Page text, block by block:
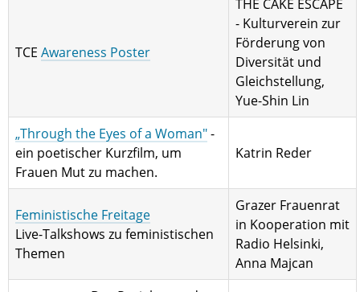
TCE Awareness Poster
THE CAKE ESCAPE
- Kulturverein zur
Förderung von
Diversität und
Gleichstellung,
Yue-Shin Lin
„Through the Eyes of a Woman"-
ein poetischer Kurzfilm, um
Frauen Mut zu machen.
Katrin Reder
Feministische Freitage
Live-Talkshows zu feministischen
Themen
Grazer Frauenrat
in Kooperation mit
Radio Helsinki,
Anna Majcan